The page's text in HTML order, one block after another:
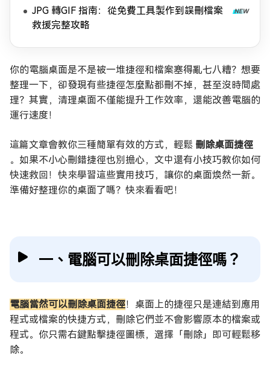
JPG 轉GIF 指南：從免費工具製作到誤刪檔案
救援完整攻略
你的電腦桌面是不是被一堆捷徑和檔案塞得亂七八糟？想要
整理一下，卻發現有些捷徑怎麼點都刪不掉，甚至沒時間處
理？其實，清理桌面不僅能提升工作效率，還能改善電腦的
運行速度！
這篇文章會教你三種簡單有效的方式，輕鬆 刪除桌面捷徑
。如果不小心刪錯捷徑也別擔心，文中還有小技巧教你如何
快速救回！快來學習這些實用技巧，讓你的桌面煥然一新。
準備好整理你的桌面了嗎？快來看看吧！
一、電腦可以刪除桌面捷徑嗎？
電腦當然可以刪除桌面捷徑！桌面上的捷徑只是連結到應用
程式或檔案的快捷方式，刪除它們並不會影響原本的檔案或
程式。你只需右鍵點擊捷徑圖標，選擇「刪除」即可輕鬆移
除。